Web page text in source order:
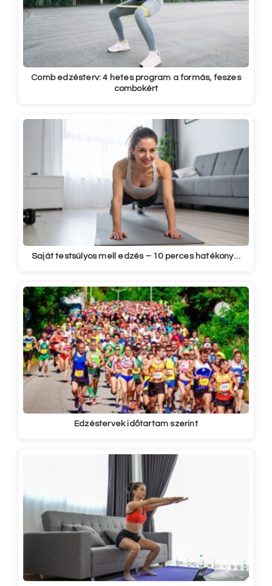
Comb edzésterv: 4 hetes program a formás, feszes
combokért
Saját testsúlyos mell edzés – 10 perces hatékony…
Edzéstervek időtartam szerint